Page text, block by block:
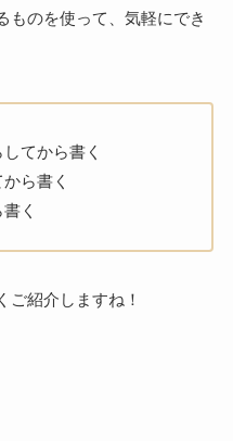
ものを使って、気軽にでき
てから書く
ら書く
く
ご紹介しますね！